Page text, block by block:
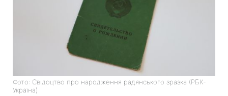
Фото: Свідоцтво про народження радянського зразка (РБК-
Україна)